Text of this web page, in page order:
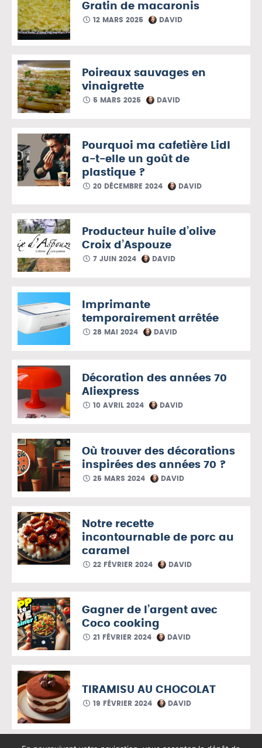
Gratin de macaronis
12 MARS 2025 DAVID
Poireaux sauvages en
vinaigrette
5 MARS 2025 DAVID
Pourquoi ma cafetière Lidl
a-t-elle un goût de
plastique ?
20 DÉCEMBRE 2024 DAVID
Producteur huile d’olive
Croix d’Aspouze
7 JUIN 2024 DAVID
Imprimante
temporairement arrêtée
28 MAI 2024 DAVID
Décoration des années 70
Aliexpress
10 AVRIL 2024 DAVID
Où trouver des décorations
inspirées des années 70 ?
25 MARS 2024 DAVID
Notre recette
incontournable de porc au
caramel
22 FÉVRIER 2024 DAVID
Gagner de l’argent avec
Coco cooking
21 FÉVRIER 2024 DAVID
TIRAMISU AU CHOCOLAT
19 FÉVRIER 2024 DAVID